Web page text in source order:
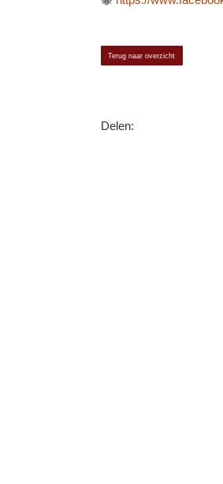
Terug naar overzicht
Delen: